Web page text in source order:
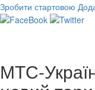
Зробити стартовою
МТС-